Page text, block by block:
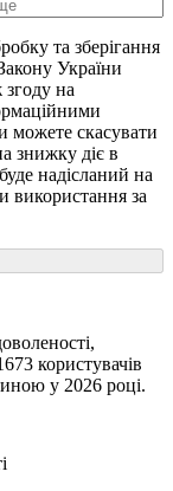
та зберігання
України
на
можете скасувати
знижку діє в
надісланий на
використання за
користувачів
у 2026 році.